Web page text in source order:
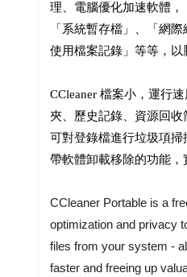
理、電腦優化加速軟體，
「系統暫存檔」、「網
使用檔案記錄」等等，以
CCleaner 檔案小，運行
夾、歷史記錄、資源回
可對登錄檔進行垃圾項
帶軟體卸載移除的功能，
CCleaner Portable is a
optimization and privacy
files from your system -
faster and freeing up